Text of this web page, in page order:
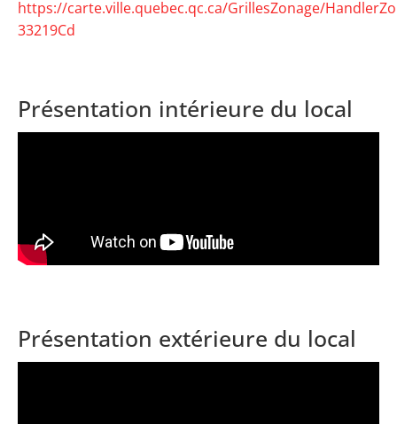
https://carte.ville.quebec.qc.ca/GrillesZonage/
33219Cd
Présentation intérieure du local
Présentation extérieure du local